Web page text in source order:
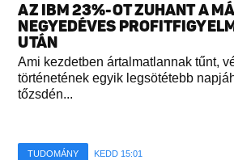
AZ IBM 23%-OT ZUHANT A
NEGYEDÉVES
UTÁN
Ami kezdetben ártalmatlannak tűnt,
történetének egyik legsötétebb
tőzsdén...
TUDOMÁNY KEDD 15:01